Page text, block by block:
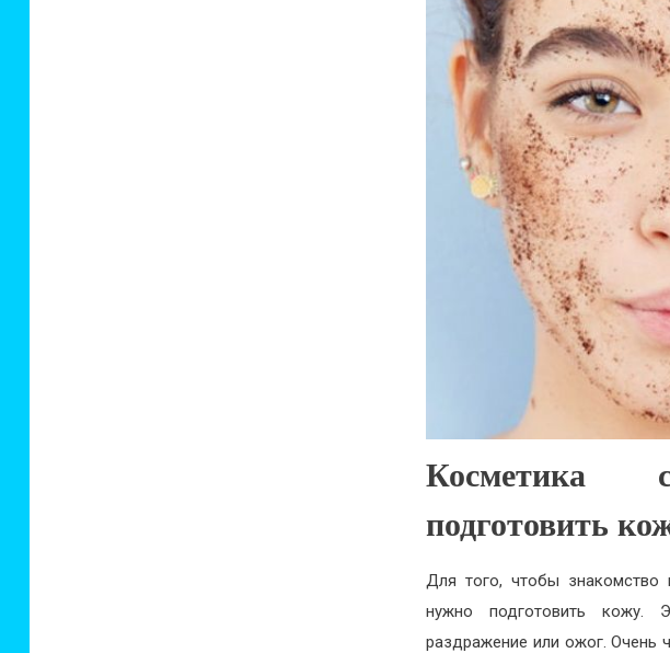
подготовить
Для того, чтобы знакомство
нужно подготовить кожу.
раздражение или ожог. Очень